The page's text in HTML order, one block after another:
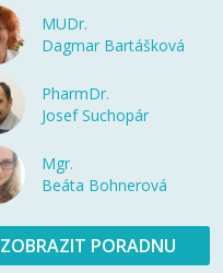
MUDr.
Dagmar Bartášková
PharmDr.
Josef Suchopár
Mgr.
Beáta Bohnerová
ZOBRAZIT PORADNU